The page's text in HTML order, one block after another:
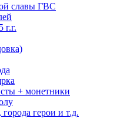
славы ГВС
+ монетники
герои и т.д.